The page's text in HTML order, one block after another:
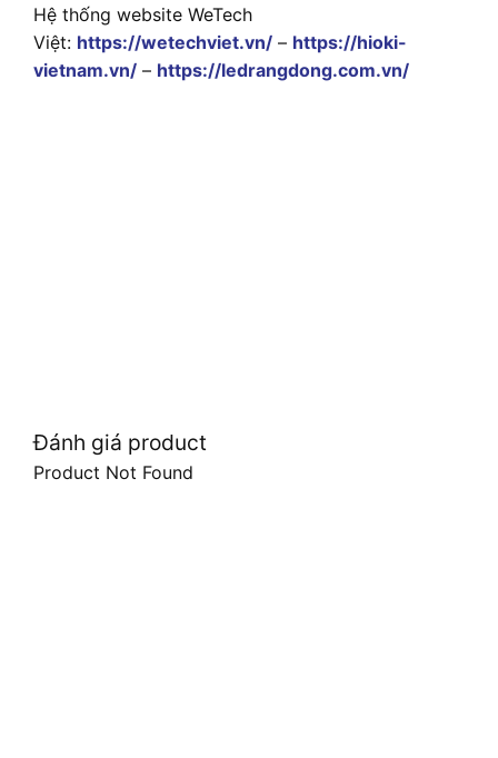
Hệ thống website WeTech
Việt: https://wetechviet.vn/ – https://hioki-
vietnam.vn/ – https://ledrangdong.com.vn/
Đánh giá product
Product Not Found